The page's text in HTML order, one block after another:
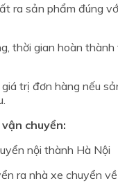
ra sản phẩm đúng
thời gian hoàn
trị đơn hàng nếu
chuyển:
nội thành Hà Nội
ra nhà xe chuyển về